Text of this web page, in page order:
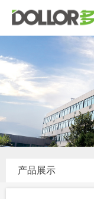
产品展示